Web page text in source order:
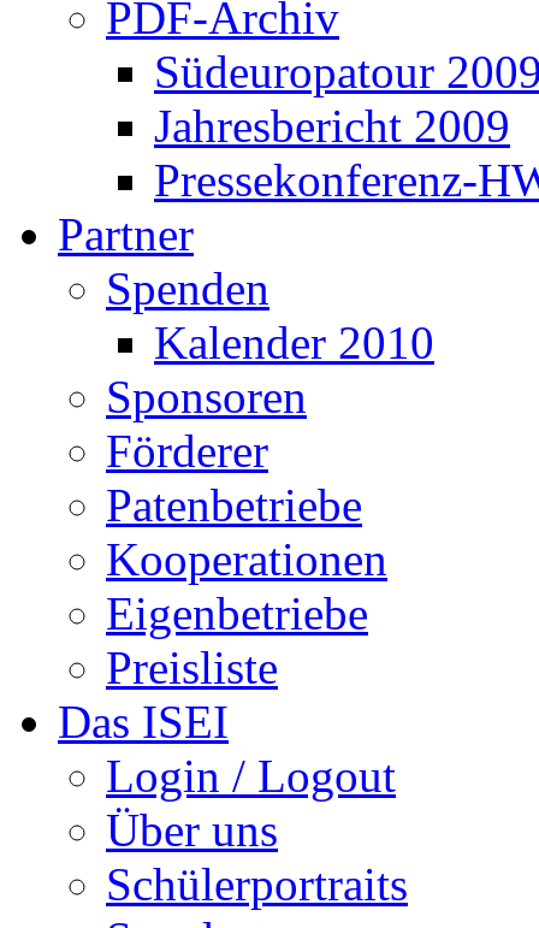
PDF-Archiv
Südeuropatour
Jahresbericht 2009
Pressekonferenz-
Partner
Spenden
Kalender 2010
Sponsoren
Förderer
Patenbetriebe
Kooperationen
Eigenbetriebe
Preisliste
Das ISEI
Login / Logout
Über uns
Schülerportraits